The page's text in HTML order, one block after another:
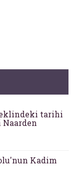
tarihi
Kadim